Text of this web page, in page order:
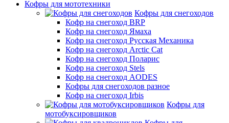
Кофры для мототехники
Кофры для снегоходов
Кофр на снегоход BRP
Кофр на снегоход Ямаха
Кофр на снегоход Русская Механика
Кофр на снегоход Arctic Cat
Кофр на снегоход Поларис
Кофр на снегоход Stels
Кофр на снегоход AODES
Кофры для снегоходов разное
Кофр на снегоход Irbis
Кофры для
мотобуксировщиков